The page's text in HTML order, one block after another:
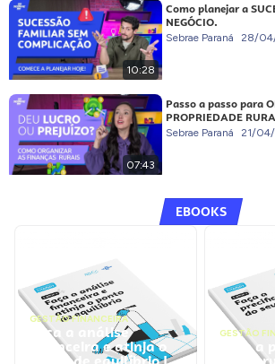
10:28
Como planejar a
NEGÓCIO.
Sebrae Paraná 28/
07:43
Passo a passo para
PROPRIEDADE
Sebrae Paraná 21/
EBOOKS
GESTÃO FINANCEIRA
Faça a análise
financeira e atinja o
GESTÃO
Faça